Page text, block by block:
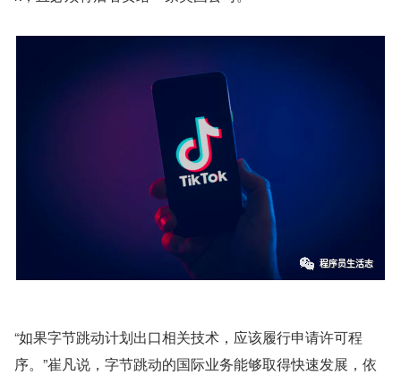
“如果字节跳动计划出口相关技术，应该履行申请许可程
序。”崔凡说，字节跳动的国际业务能够取得快速发展，依